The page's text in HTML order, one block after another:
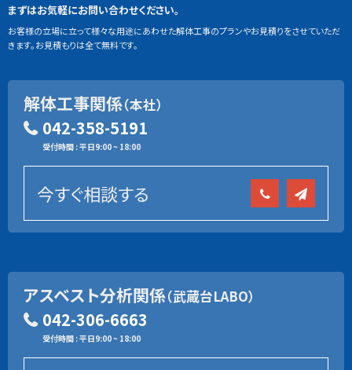
まずはお気軽にお問い合わせください。
お客様の立場に立って様々な用途にあわせた解体工事のプランやお見積りをさせていただ
きます。お見積もりは全て無料です。
解体工事関係（本社）
042-358-5191
受付時間 : 平日9:00 ~ 18:00
今すぐ相談する
アスベスト分析関係（武蔵台LABO）
042-306-6663
受付時間 : 平日9:00 ~ 18:00